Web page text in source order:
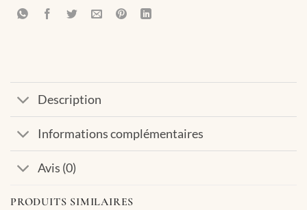
Description
Informations complémentaires
Avis (0)
PRODUITS SIMILAIRES